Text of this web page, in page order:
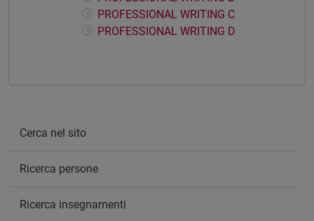
PROFESSIONAL WRITING C
PROFESSIONAL WRITING D
Cerca nel sito
Ricerca persone
Ricerca insegnamenti